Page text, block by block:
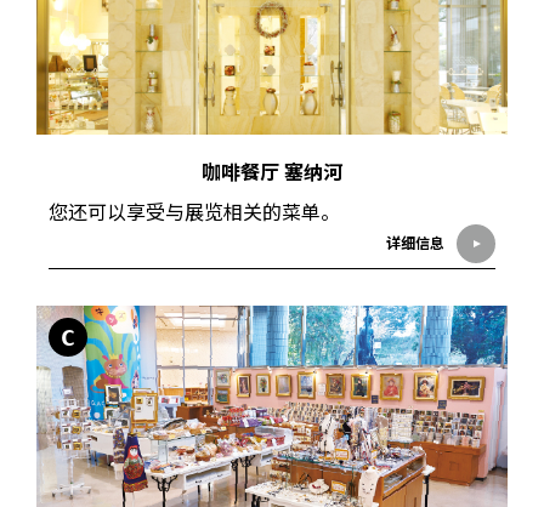
咖啡餐厅 塞纳河
您还可以享受与展览相关的菜单。
详细信息
C